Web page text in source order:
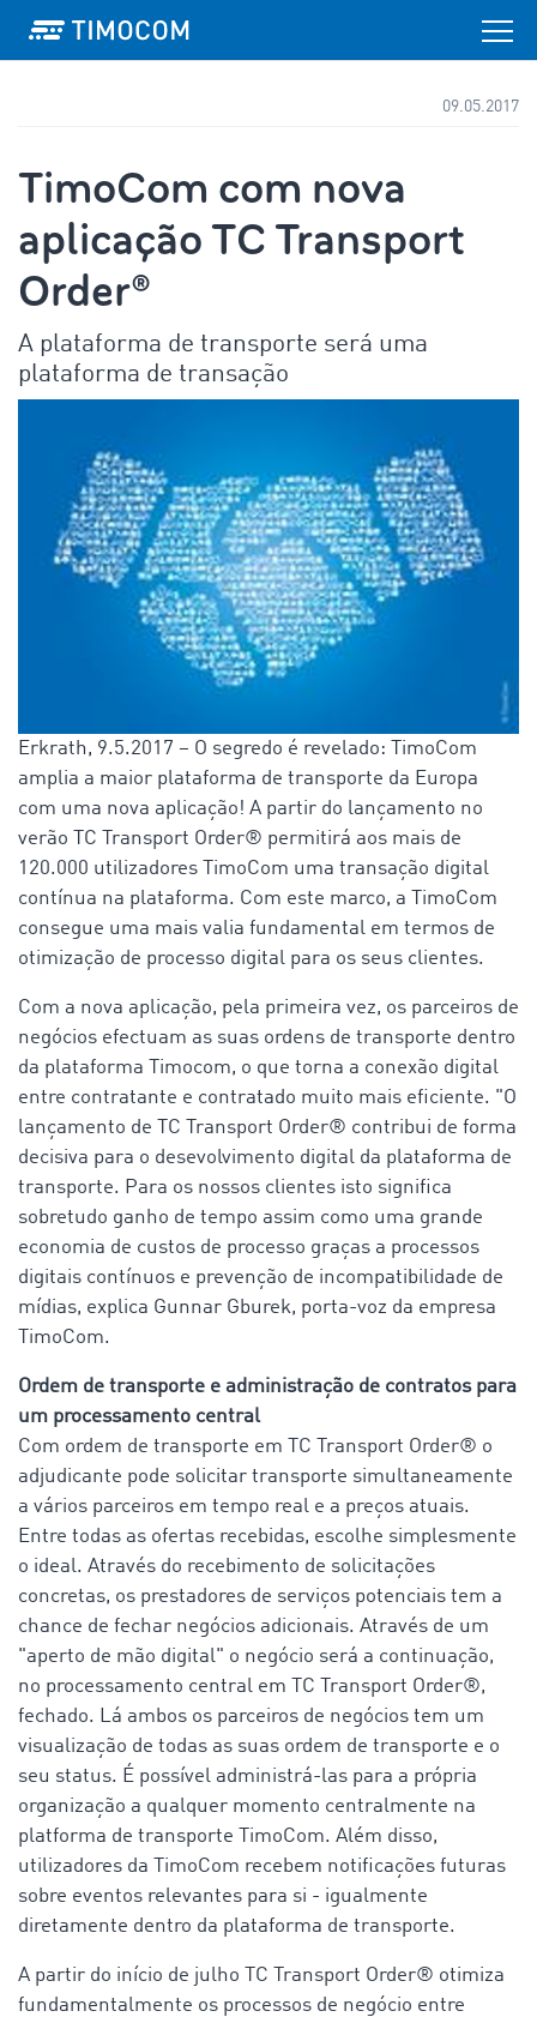
09.05.2017
TimoCom com nova
aplicação TC Transport
Order®
A plataforma de transporte será uma
plataforma de transação
Erkrath, 9.5.2017 – O segredo é revelado: TimoCom
amplia a maior plataforma de transporte da Europa
com uma nova aplicação! A partir do lançamento no
verão TC Transport Order® permitirá aos mais de
120.000 utilizadores TimoCom uma transação digital
contínua na plataforma. Com este marco, a TimoCom
consegue uma mais valia fundamental em termos de
otimização de processo digital para os seus clientes.
Com a nova aplicação, pela primeira vez, os parceiros de
negócios efectuam as suas ordens de transporte dentro
da plataforma Timocom, o que torna a conexão digital
entre contratante e contratado muito mais eficiente. "O
lançamento de TC Transport Order® contribui de forma
decisiva para o desevolvimento digital da plataforma de
transporte. Para os nossos clientes isto significa
sobretudo ganho de tempo assim como uma grande
economia de custos de processo graças a processos
digitais contínuos e prevenção de incompatibilidade de
mídias, explica Gunnar Gburek, porta-voz da empresa
TimoCom.
Ordem de transporte e administração de contratos para
um processamento central
Com ordem de transporte em TC Transport Order® o
adjudicante pode solicitar transporte simultaneamente
a vários parceiros em tempo real e a preços atuais.
Entre todas as ofertas recebidas, escolhe simplesmente
o ideal. Através do recebimento de solicitações
concretas, os prestadores de serviços potenciais tem a
chance de fechar negócios adicionais. Através de um
"aperto de mão digital" o negócio será a continuação,
no processamento central em TC Transport Order®,
fechado. Lá ambos os parceiros de negócios tem um
visualização de todas as suas ordem de transporte e o
seu status. É possível administrá-las para a própria
organização a qualquer momento centralmente na
platforma de transporte TimoCom. Além disso,
utilizadores da TimoCom recebem notificações futuras
sobre eventos relevantes para si - igualmente
diretamente dentro da plataforma de transporte.
A partir do início de julho TC Transport Order® otimiza
fundamentalmente os processos de negócio entre